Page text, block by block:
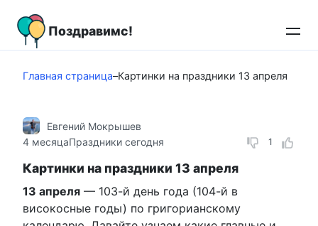
контенту
Поздравимс!
Главная страница–Картинки на праздники 13 апреля
1
Евгений Мокрышев
4 месяцаПраздники сегодня
Картинки на праздники 13 апреля
13 апреля — 103-й день года (104-й в
високосные годы) по григорианскому